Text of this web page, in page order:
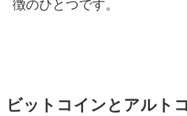
徴のひとつです。
ビットコインとアルト